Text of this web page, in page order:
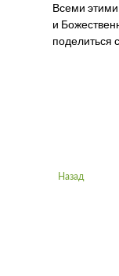
Всеми
и
поделиться
Назад